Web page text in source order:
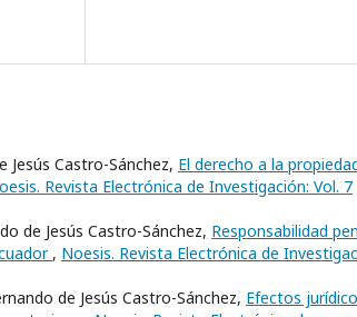
Jesús Castro-Sánchez, El derecho a la
Revista Electrónica de Investigación: Vol. 7
de Jesús Castro-Sánchez, Responsabilidad
, Noesis. Revista Electrónica de
de Jesús Castro-Sánchez, Efectos